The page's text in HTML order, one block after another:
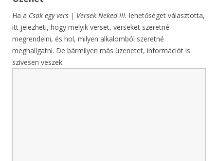
Ha a Csak egy vers | Versek Neked III. lehetőséget választotta,
itt jelezheti, hogy melyik verset, verseket szeretné
megrendelni, és hol, milyen alkalomból szeretné
meghallgatni. De bármilyen más üzenetet, információt is
szívesen veszek.